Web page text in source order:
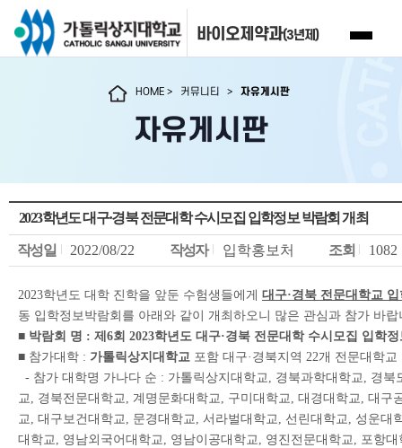
바이오제약과(3년제)
HOME> 커뮤니티 > 자유게시판
자유게시판
2023학년도 대구·경북 전문대학 수시모집 입학정보 박람회 개최
작성일 2022/08/22 작성자 입학홍보처 조회 1082
2023학년도 대학 진학을 앞둔 수험생들에게 대구·경북 전문대학교
동 입학정보박람회를 아래와 같이 개최하오니 많은 관심과 참가 바랍
■ 박람회 명 : 제 6회 2023학년도 대구·경북 전문대학 수시모집 입학
■ 참가대학 : 가톨릭상지대학교 포함 대구· 경북지역 22개 전문대학교
- 참가 대학명 가나다 순 : 가톨릭상지대학교 경북과학대학교
경북
교
경북전문대학교 계명문화대학교 구미대학교 대경대학교
대구
교
대구보건대학교 문경대학교 서라벌대학교 선린대학교
성운대
대학교
영남외국어대학교 영남이공대학교 영진전문대학교
포항대